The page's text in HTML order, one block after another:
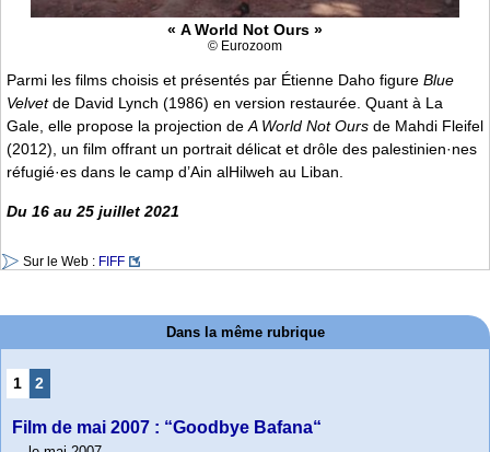
« A World Not Ours »
© Eurozoom
Parmi les films choisis et présentés par Étienne Daho figure Blue
Velvetde David Lynch (1986) en version restaurée. Quant à La
Gale, elle propose la projection deA World Not Ours de Mahdi Fleifel
(2012), un film offrant un portrait délicat et drôle des palestinien·nes
réfugié·es dans le camp d’Ain alHilweh au Liban.
Du 16 au 25 juillet 2021
Sur le Web : FIFF
Dans la même rubrique
1 2
Film de mai 2007 : “Goodbye Bafana“